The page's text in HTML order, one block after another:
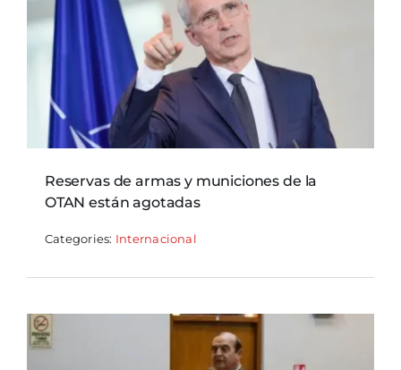
Reservas de armas y municiones de la
OTAN están agotadas
Categories: Internacional